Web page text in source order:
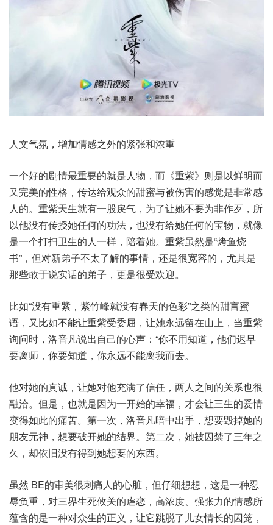
人文气氛，增加情感之外的紧张和浓重
一个好的剧情最重要的就是人物，而《重紫》则是以鲜明而
又完美的性格，传达给观众的甜蜜与被伤害的感觉是非常感
人的。重紫天生就有一股戾气，为了让她不要为非作歹，所
以他没有传授她任何的功法，也没有给她任何的宝物，就像
是一个打扫卫生的人一样，陪着她。重紫虽然是“烤鱼烧
书”，但对新弟子不太了解的事情，还是很宽容的，尤其是
那些敢于说实话的弟子，更是很受欢迎。
比如“没有重紫，紫竹峰就没有春天的色彩”之类的甜言蜜
语，又比如不能让重紫受委屈，让她永远留在山上，当重紫
询问时，洛音凡说出自己的心声：“你不用知道，他们迟早
要离师，你要知道，你永远不能离我而去。
他对她的真诚，让她对他充满了信任，两人之间的关系也很
融洽。但是，也就是因为一开始的幸福，才会让三生的爱情
变得如此的痛苦。第一次，洛音凡暗中出手，想要毁掉她的
朋友元神，想要破开她的结界。第二次，她被囚禁了三年之
久，却依旧没有得到她想要的东西。
虽然 BE的审美很刺痛人的心脏，但仔细想想，这是一种忍
辱负重，对三界生死攸关的虐恋，高浓度、强张力的情感所
蕴含的是一种对众生的正义，让它跳脱了儿女情长的囚笼，